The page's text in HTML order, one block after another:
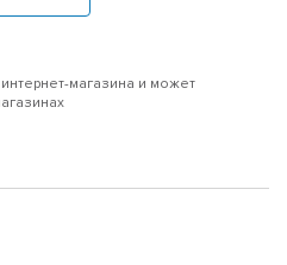
магазина и может